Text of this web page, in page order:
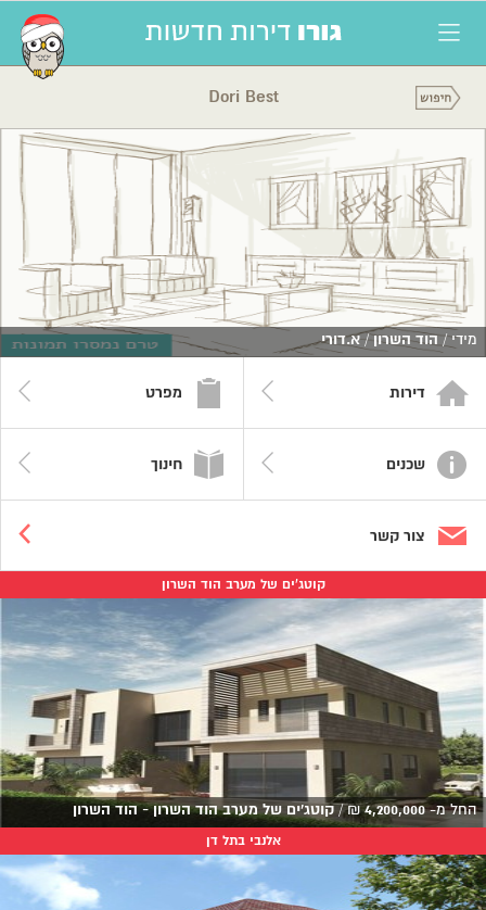
Dori Best
מידי /הוד השרון/א.דורי
דירות מפרט
שכנים חינוך
צור קשר
קוטג'ים של מערב הוד השרון
החל מ-4,200,000
₪
/ קוטג'ים של מערב הוד השרון - הוד השרון
אלנבי בתל דן